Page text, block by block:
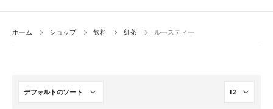
ホーム ショップ 飲料 紅茶 ルースティー